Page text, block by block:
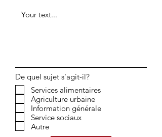
De quel sujet s'agit-il?
Services alimentaires
Agriculture urbaine
Information générale
Service sociaux
Autre